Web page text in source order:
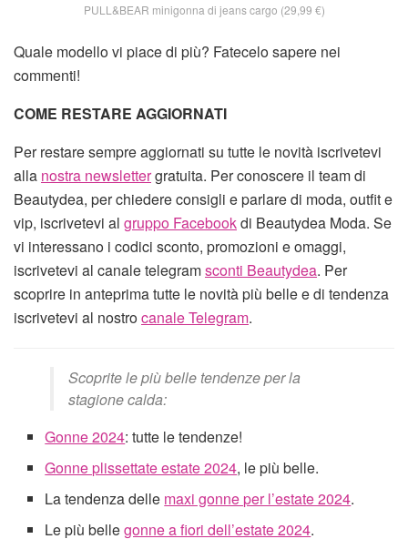
PULL&BEAR minigonna di jeans cargo (29,99 €)
Quale modello vi piace di più? Fatecelo sapere nei
commenti!
COME RESTARE AGGIORNATI
Per restare sempre aggiornati su tutte le novità iscrivetevi
alla nostra newslettergratuita. Per conoscere il team di
Beautydea, per chiedere consigli e parlare di moda, outfit e
vip, iscrivetevi al gruppo Facebookdi Beautydea Moda. Se
vi interessano i codici sconto, promozioni e omaggi,
iscrivetevi al canale telegramsconti Beautydea. Per
scoprire in anteprima tutte le novità più belle e di tendenza
iscrivetevi al nostrocanale Telegram.
Scoprite le più belle tendenze per la
stagione calda:
Gonne 2024: tutte le tendenze!
Gonne plissettate estate 2024, le più belle.
La tendenza delle maxi gonne per l’estate 2024.
Le più bellegonne a fiori dell’estate 2024.